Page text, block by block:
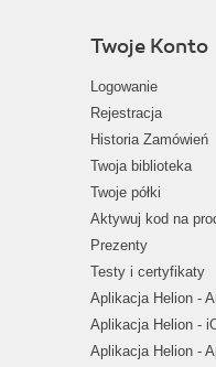
Twoje Konto
Logowanie
Rejestracja
Historia Zamówień
Twoja biblioteka
Twoje półki
Aktywuj kod na
Prezenty
Testy i certyfikaty
Aplikacja Helion -
Aplikacja Helion -
Aplikacja Helion -